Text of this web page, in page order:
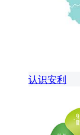
认识安利